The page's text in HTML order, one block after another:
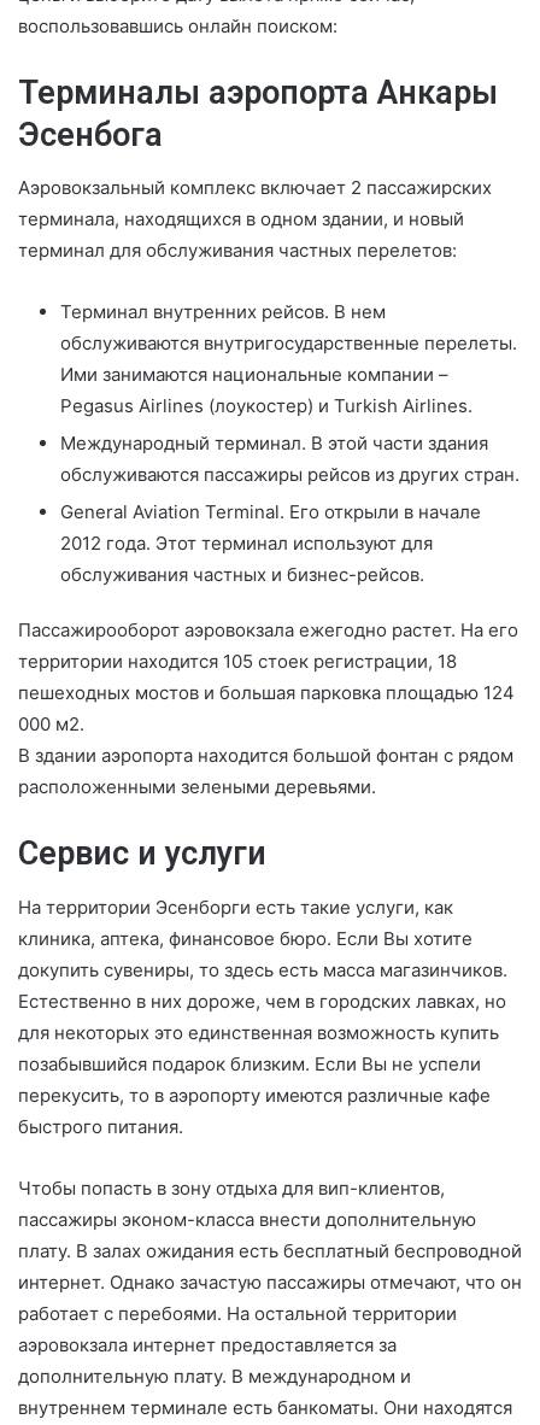
воспользовавшись онлайн поиском:
Терминалы аэропорта Анкары
Эсенбога
Аэровокзальный комплекс включает 2 пассажирских
терминала, находящихся в одном здании, и новый
терминал для обслуживания частных перелетов:
Терминал внутренних рейсов. В нем
обслуживаются внутригосударственные перелеты.
Ими занимаются национальные компании –
Pegasus Airlines (лоукостер) и Turkish Airlines.
Международный терминал. В этой части здания
обслуживаются пассажиры рейсов из других стран.
General Aviation Terminal. Его открыли в начале
2012 года. Этот терминал используют для
обслуживания частных и бизнес-рейсов.
Пассажирооборот аэровокзала ежегодно растет. На его
территории находится 105 стоек регистрации, 18
пешеходных мостов и большая парковка площадью 124
000 м2.
В здании аэропорта находится большой фонтан с рядом
расположенными зелеными деревьями.
Сервис и услуги
На территории Эсенборги есть такие услуги, как
клиника, аптека, финансовое бюро. Если Вы хотите
докупить сувениры, то здесь есть масса магазинчиков.
Естественно в них дороже, чем в городских лавках, но
для некоторых это единственная возможность купить
позабывшийся подарок близким. Если Вы не успели
перекусить, то в аэропорту имеются различные кафе
быстрого питания.
Чтобы попасть в зону отдыха для вип-клиентов,
пассажиры эконом-класса внести дополнительную
плату. В залах ожидания есть бесплатный беспроводной
интернет. Однако зачастую пассажиры отмечают, что он
работает с перебоями. На остальной территории
аэровокзала интернет предоставляется за
дополнительную плату. В международном и
внутреннем терминале есть банкоматы. Они находятся